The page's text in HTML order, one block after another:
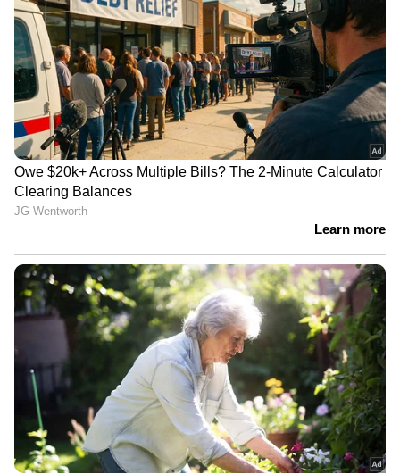
2026 മെയ് മാസത്തിൽ മഹീന്ദ്രയുടെ മികച്ച
വിൽപ്പന
2026 മെയ് മാസം മഹീന്ദ്രയ്ക്ക് വളരെ
മികച്ചതായിരുന്നു. കയറ്റുമതി ഉൾപ്പെടെ
കഴിഞ്ഞ മാസം കമ്പനി ആകെ 99,636
യൂണിറ്റുകൾ വിറ്റു. ഈ കാലയളവിൽ
മഹീന്ദ്രയുടെ മൊത്തത്തിലുള്ള വിൽപ്പനയിൽ
വർഷം തോറും 20% വർധനയുണ്ടായി.
എല്ലായ്‌പ്പോഴും എന്നപോലെ, കമ്പനിയുടെ